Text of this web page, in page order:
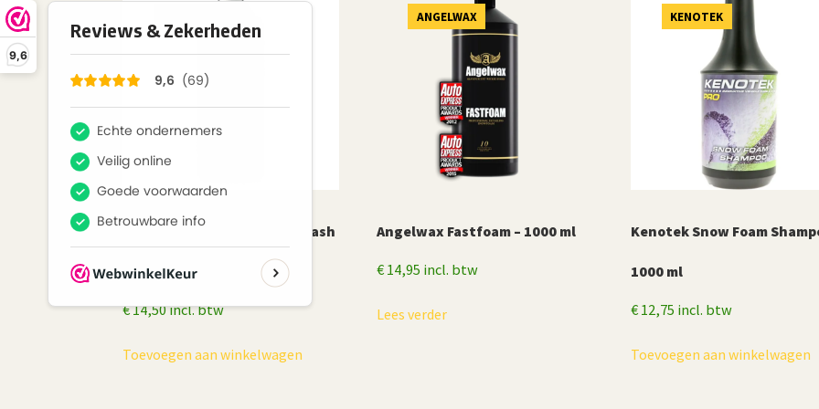
9,6
Maniac Line Foam Gun Prewash
– 1000 ml
€14,50incl. btw
Toevoegen aan winkelwagen
ANGELWAX
Angelwax Fastfoam – 1000 ml
€ 14,95 incl. btw
Lees verder
KENOTEK
Kenotek Snow Foam
1000 ml
€ 12,75 incl. btw
Toevoegen aan winkelwagen